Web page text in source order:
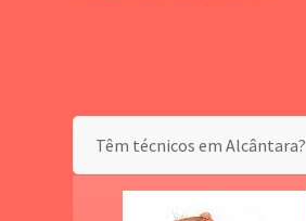
Têm técnicos em Alcântara?